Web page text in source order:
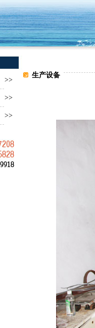
>>
>>
>>
生产设备